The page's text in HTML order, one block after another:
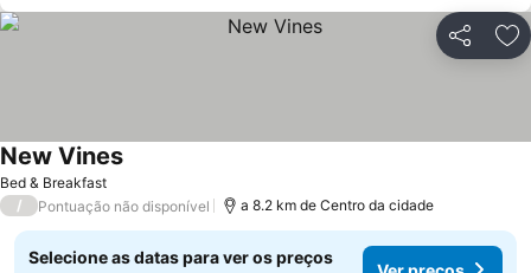
Partilhar
Bed & Breakfast
New VinesVer preços
/ Pontuação não disponível a 8.2 km de Centro da cidade
Selecione as datas para ver os preços